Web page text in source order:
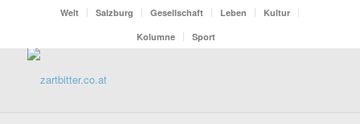
Welt Salzburg Gesellschaft Leben
Kultur
Kolumne
Sport